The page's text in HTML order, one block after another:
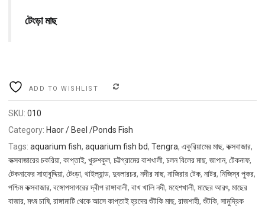
টেংড়া মাছ
ADD TO WISHLIST
SKU:010
Category: Haor / Beel /Ponds Fish
Tags:aquarium fish,aquarium fish bd,Tengra,একুরিয়ামের মাছ,কক্সবাজার,
কক্সবাজারের চকরিয়া,কাপ্তাই,খুরুশকুল,চট্টগ্রামের বাশখালী,চলন বিলের মাছ,জাপান,টেকনাফ,
টেকনাফের সাহাবুদ্দিয়া,টেংড়া,থাইল্যান্ড,দুবলারচর,নদীর মাছ,নাজিরার টেক,নাটর,নিজিস্ব পুকর,
পশ্চিম কক্সবাজার,বঙ্গোপসাগরের দ্বীপ রাঙ্গাবালী,বাখ খালি নদী,মহেশখালী,মাছের আরৎ,মাছের
বাজার,মৎষ চাষি,রাঙ্গামাটি থেকে আসে কাপ্তাই হ্রদের শুঁটকি মাছ,রাজশাহী,শুঁটকি,সামুদ্রিক